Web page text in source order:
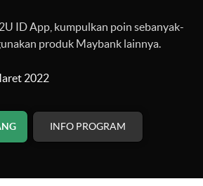
ID App, kumpulkan poin sebanyak-
produk Maybank lainnya.
2022
INFO PROGRAM